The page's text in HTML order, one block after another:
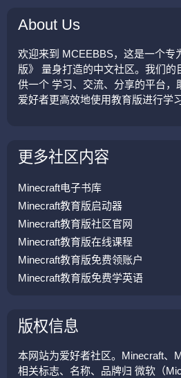
About Us
欢迎来到 MCEEBBS，这是一个专
版》 量身打造的中文社区。我们的
供一个 学习、交流、分享的平台，
爱好者更高效地使用教育版进行学习
更多社区内容
Minecraft电子书库
Minecraft教育版启动器
Minecraft教育版社区官网
Minecraft教育版在线课程
Minecraft教育版免费领账户
Minecraft教育版免费学英语
版权信息
本网站为爱好者社区。Minecraft、
相关标志、名称、品牌归 微软（